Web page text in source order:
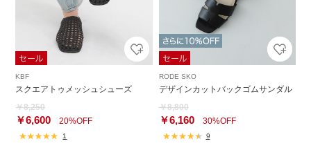
KBF
スクエアトゥメッシュシューズ
￥8,250
￥6,600 20%OFF
1
RODE SKO
デザインカットバックゴムサンダル
￥8,800
￥6,16030%OFF
9